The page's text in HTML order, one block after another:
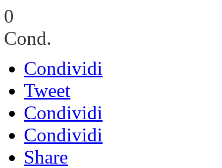
0
Cond.
Condividi
Tweet
Condividi
Condividi
Share